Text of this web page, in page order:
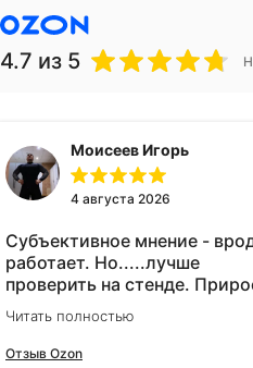
4.7 из 5
Моисеев Игорь
4 августа 2026
Субъективное мнение -
работает. Но.....лучше
проверить на стенде.
10-12% "на глаз" уловить
сложно. Покатаюсь, потом
отключу и посмотрю, что
Читать полностью
Отзыв Ozon